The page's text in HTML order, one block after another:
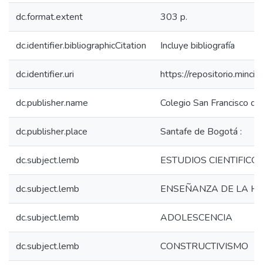
dc.format.extent 303 p.
dc.identifier.bibliographicCitation Incluye bibliografía
dc.identifier.uri https://
dc.publisher.name Colegio San Francisco
dc.publisher.place Santafe de Bogotá :
dc.subject.lemb ESTUDIOS
dc.subject.lemb ENSEÑANZA DE LA
dc.subject.lemb ADOLESCENCIA
dc.subject.lemb CONSTRUCTIVISMO